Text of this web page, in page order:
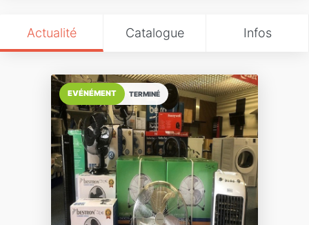
Actualité Catalogue Infos
TERMINÉ
EVÉNÉMENT